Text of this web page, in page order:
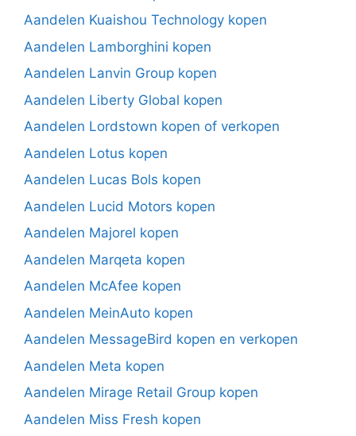
Aandelen Kuaishou Technology kopen
Aandelen Lamborghini kopen
Aandelen Lanvin Group kopen
Aandelen Liberty Global kopen
Aandelen Lordstown kopen of verkopen
Aandelen Lotus kopen
Aandelen Lucas Bols kopen
Aandelen Lucid Motors kopen
Aandelen Majorel kopen
Aandelen Marqeta kopen
Aandelen McAfee kopen
Aandelen MeinAuto kopen
Aandelen MessageBird kopen en verkopen
Aandelen Meta kopen
Aandelen Mirage Retail Group kopen
Aandelen Miss Fresh kopen